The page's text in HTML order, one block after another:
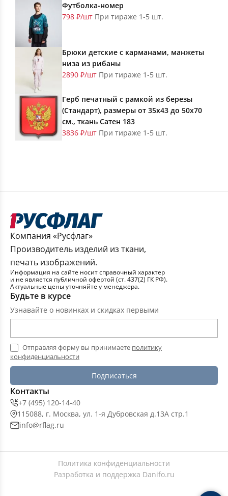
Футболка-номер
798 ₽/шт При тираже 1-5 шт.
Брюки детские с карманами, манжеты
низа из рибаны
2890 ₽/шт При тираже 1-5 шт.
Герб печатный с рамкой из березы
(Стандарт), размеры от 35х43 до 50х70
см., ткань Сатен 183
3836 ₽/шт При тираже 1-5 шт.
Компания «Русфлаг»
Производитель изделий из ткани,
печать изображений.
Информация на сайте носит справочный характер
и не является публичной офертой (ст. 437(2) ГК РФ).
Актуальные цены уточняйте у менеджера.
Будьте в курсе
Узнавайте о новинках и скидках первыми
Отправляя форму вы принимаете политику
конфиденциальности
Подписаться
Контакты
+7 (495) 120-14-40
115088, г. Москва, ул. 1-я Дубровская д.13А стр.1
info@rflag.ru
Политика конфиденциальности
Разработка и поддержка Danifo.ru